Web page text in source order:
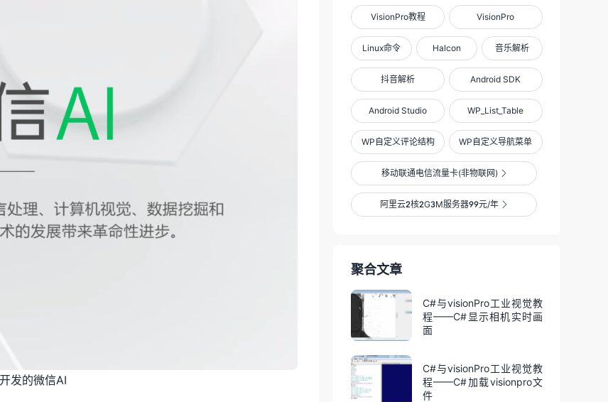
发的微信AI
VisionPro教程 VisionPro
Linux命令 Halcon 音乐解析
抖音解析 Android SDK
Android Studio WP_List_Table
WP自定义评论结构 WP自定义导航菜单
移动联通电信流量卡(非物联网) 
阿里云2核2G3M服务器99元/年 
聚合文章
C#与visionPro工业视觉教
程——C#显示相机实时画
面
C#与visionPro工业视觉教
程——C#加载visionpro文
件